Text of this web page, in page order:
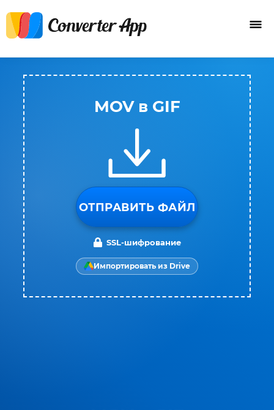
MOV в GIF
ОТПРАВИТЬ ФАЙЛ
SSL-шифрование
Импортировать из Drive